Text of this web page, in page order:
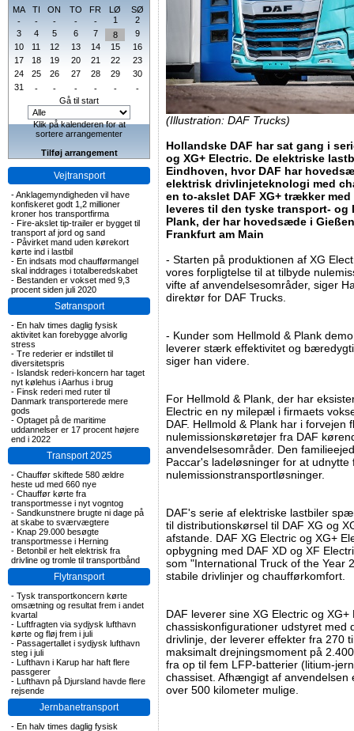
MA
TI ON TO FR LØ
SØ
-
- - - - 1
2
3
4 5 6 7 8
9
10
11 12 13 14 15
16
17
18 19 20 21 22
23
24
25 26 27 28 29
30
31
- - - - -
-
Gå til start
Klik på kalenderen for at
sortere arrangementer
Tilføj arrangement
Vejtransport
-Anklagemyndigheden vil have
konfiskeret godt 1,2 millioner
kroner hos transportfirma
- Fire-akslet tip-trailer er bygget til
transport af jord og sand
- Påvirket mand uden kørekort
kørte ind i lastbil
- En indsats mod chaufførmangel
skal inddrages i totalberedskabet
- Bestanden er vokset med 9,3
procent siden juli 2020
Søtransport
- En halv times daglig fysisk
aktivitet kan forebygge alvorlig
stress
- Tre rederier er indstillet til
diversitetspris
- Islandsk rederi-koncern har taget
nyt kølehus i Aarhus i brug
- Finsk rederi med ruter til
Danmark transporterede mere
gods
- Optaget på de maritime
uddannelser er 17 procent højere
end i 2022
Transport 2025
- Chauffør skiftede 580 ældre
heste ud med 660 nye
- Chauffør kørte fra
transportmesse i nyt vogntog
- Sandkunstnere brugte ni dage på
at skabe to sværvægtere
- Knap 29.000 besøgte
transportmesse i Herning
- Betonbil er helt elektrisk fra
drivline og tromle til transportbånd
Flytransport
- Tysk transportkoncern kørte
omsætning og resultat frem i andet
kvartal
- Luftfragten via sydjysk lufthavn
kørte og fløj frem i juli
- Passagertallet i sydjysk lufthavn
steg i juli
- Lufthavn i Karup har haft flere
passgerer
- Lufthavn på Djursland havde flere
rejsende
Jernbanetransport
- En halv times daglig fysisk
(Illustration: DAF Trucks)
Hollandske DAF har sat gang i
og XG+ Electric. De elektriske
Eindhoven, hvor DAF har
elektrisk drivlinjeteknologi med
en to-akslet DAF XG+ trækker
leveres til den tyske transport-
Plank, der har hovedsæde i
Frankfurt am Main
- Starten på produktionen af XG
vores forpligtelse til at tilbyde
vifte af anvendelsesområder, siger
direktør for DAF Trucks.
- Kunder som Hellmold & Plank
leverer stærk effektivitet og
siger han videre.
For Hellmold & Plank, der har
Electric en ny milepæl i firmaets
DAF. Hellmold & Plank har i forvejen
nulemissionskøretøjer fra DAF
anvendelsesområder. Den
Paccar's ladeløsninger for at udnytte
nulemissionstransportløsninger.
DAF's serie af elektriske lastbiler
til distributionskørsel til DAF XG og
afstande. DAF XG Electric og XG+
opbygning med DAF XD og XF
som "International Truck of the Year
stabile drivlinjer og chaufførkomfort.
DAF leverer sine XG Electric og
chassiskonfigurationer udstyret med
drivlinje, der leverer effekter fra 270
maksimalt drejningsmoment på
fra op til fem LFP-batterier (litium-
chassiset. Afhængigt af
over 500 kilometer mulige.